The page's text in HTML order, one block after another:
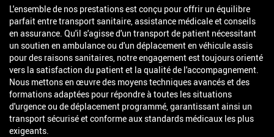
L'ensemble de nos prestations est conçu pour offrir un équilibre
parfait entre transport sanitaire, assistance médicale et conseils
en assurance. Qu'il s'agisse d'un transport de patient nécessitant
un soutien en ambulance ou d'un déplacement en véhicule assis
pour des raisons sanitaires, notre engagement est toujours orienté
vers la satisfaction du patient et la qualité de l'accompagnement.
Nous mettons en œuvre des moyens techniques avancés et des
formations adaptées pour répondre à toutes les situations
d'urgence ou de déplacement programmé, garantissant ainsi un
transport sécurisé et conforme aux standards médicaux les plus
exigeants.